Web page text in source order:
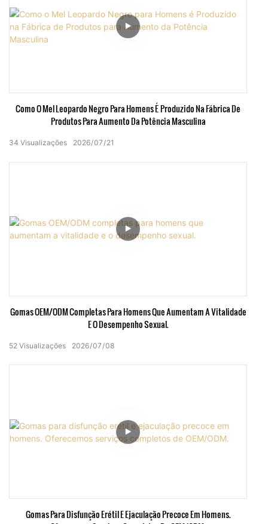
Como O Mel Leopardo Negro Para Homens É Produzido Na Fábrica De
Produtos Para Aumento Da Potência Masculina
2026 07 21
34 Visualizações
Gomas OEM/ODM Completas Para Homens Que Aumentam A Vitalidade
E O Desempenho Sexual.
2026 07 08
52 Visualizações
Gomas Para Disfunção Erétil E Ejaculação Precoce Em Homens.